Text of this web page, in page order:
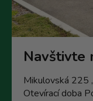
Navštivte
Mikulovská 225
Otevírací doba